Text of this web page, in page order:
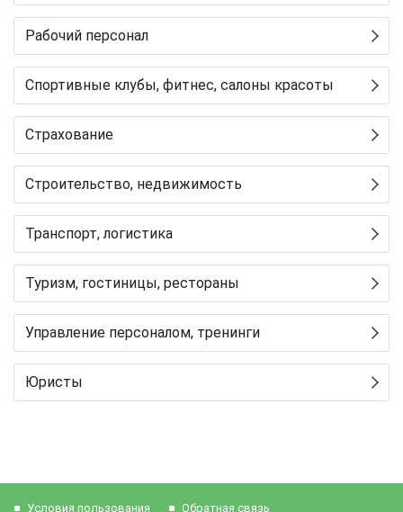
Рабочий персонал
Спортивные клубы, фитнес, салоны красоты
Страхование
Строительство, недвижимость
Транспорт, логистика
Туризм, гостиницы, рестораны
Управление персоналом, тренинги
Юристы
Условия пользования Обратная связь